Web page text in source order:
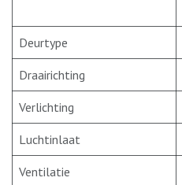
Deurtype
Draairichting
Verlichting
Luchtinlaat
Ventilatie